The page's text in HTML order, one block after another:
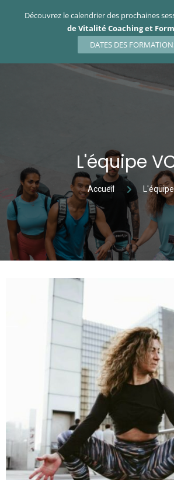
L'équipe
Accueil L'équipe
Découvrez le calendrier des prochaines
de Vitalité Coaching et
DATES DES